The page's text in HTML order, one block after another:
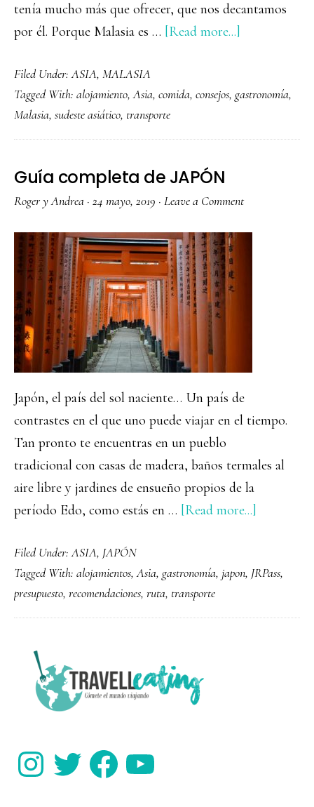
tenía mucho más que ofrecer, que nos decantamos
por él. Porque Malasia es … [Read more...]
para
a
Filed Under:ASIA, MALASIA
Tagged With: alojamiento,Asia, comida, consejos, gastronomía,
Malasia, sudeste asiático, transporte
Guía completa de JAPÓN
Roger y Andrea · 24 mayo, 2019 · Leave a Comment
Japón, el país del sol naciente… Un país de
contrastes en el que uno puede viajar en el tiempo.
Tan pronto te encuentras en un pueblo
tradicional con casas de madera, baños termales al
aire libre y jardines de ensueño propios de la
período Edo, como estás en … [Read more...]
de
Filed Under:ASIA, JAPÓN
Tagged With: alojamientos,Asia, gastronomía, japon, JRPass,
presupuesto, recomendaciones, ruta, transporte
PRIMARY
SIDEBAR
InstagramTwitter FacebookYouTube